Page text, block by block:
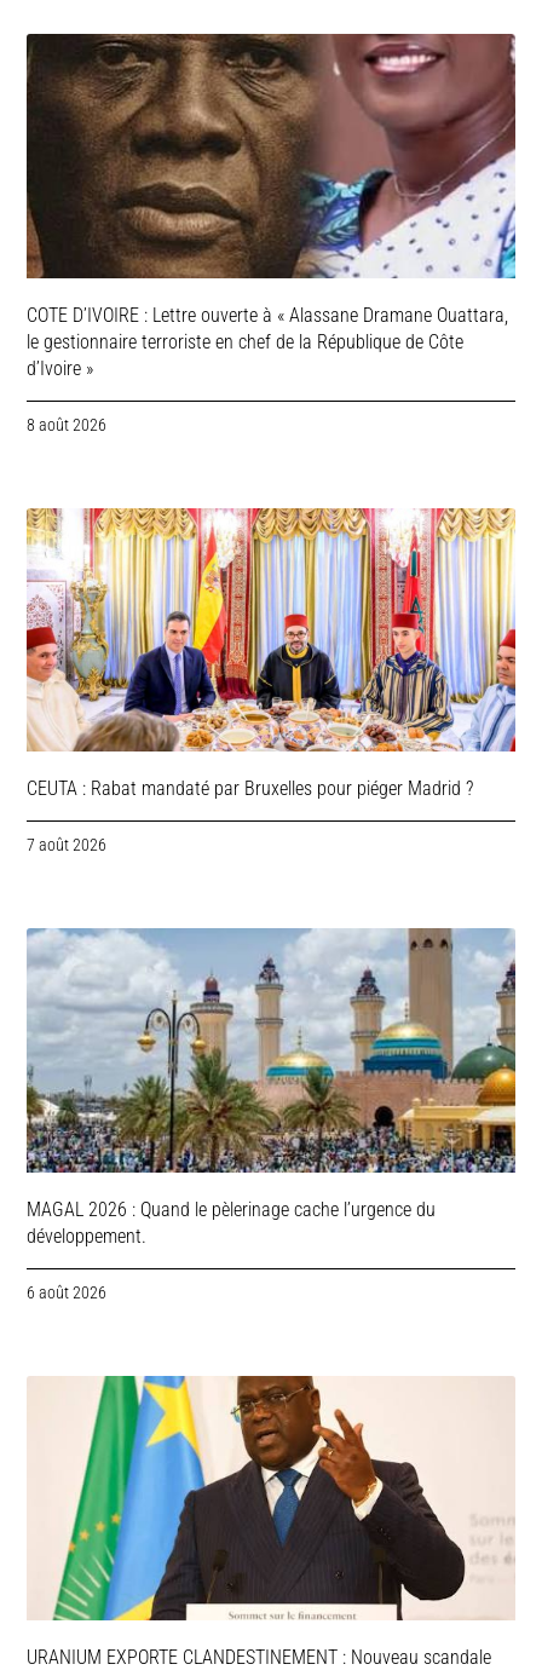
COTE D’IVOIRE : Lettre ouverte à « Alassane Dramane Ouattara,
le gestionnaire terroriste en chef de la République de Côte
d’Ivoire »
8 août 2026
CEUTA : Rabat mandaté par Bruxelles pour piéger Madrid ?
7 août 2026
MAGAL 2026 : Quand le pèlerinage cache l’urgence du
développement.
6 août 2026
URANIUM EXPORTE CLANDESTINEMENT : Nouveau scandale